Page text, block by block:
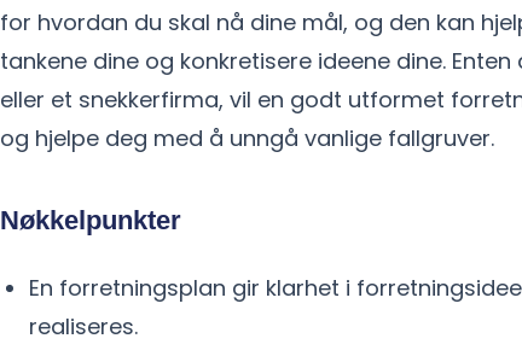
for hvordan du skal nå dine mål, og den kan
tankene dine og konkretisere ideene dine.
eller et snekkerfirma, vil en godt utformet
og hjelpe deg med å unngå vanlige fallgruver.
Nøkkelpunkter
En forretningsplan gir klarhet i
realiseres.